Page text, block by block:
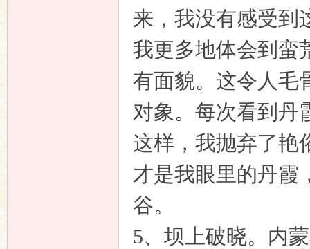
来，我没有感受到
我更多地体会到蛮
有面貌。这令人毛
对象。每次看到丹
这样，我抛弃了艳
才是我眼里的丹霞
谷。
5、 坝上破晓。 内